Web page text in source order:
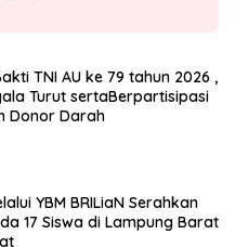
TNI AU ke 79 tahun 2026 ,
Turut sertaBerpartisipasi
Donor Darah
YBM BRILiaN Serahkan
17 Siswa di Lampung Barat